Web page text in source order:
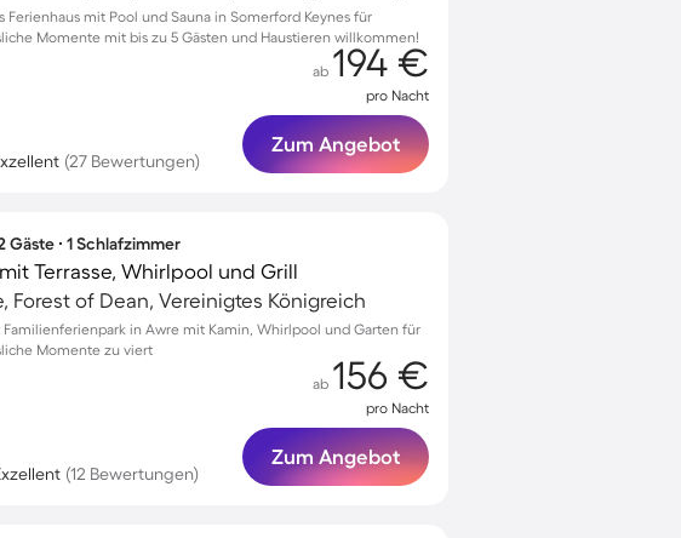
Ferienhaus mit Pool und Sauna in Somerford Keynes für
Momente mit bis zu 5 Gästen und Haustieren willkommen!
(27 Bewertungen)
ab 194 €
pro Nacht
Zum Angebot
Gäste ∙ 1 Schlafzimmer
Terrasse, Whirlpool und Grill
Forest of Dean, Vereinigtes Königreich
Familienferienpark in Awre mit Kamin, Whirlpool und Garten für
Momente zu viert
(12 Bewertungen)
ab 156 €
pro Nacht
Zum Angebot